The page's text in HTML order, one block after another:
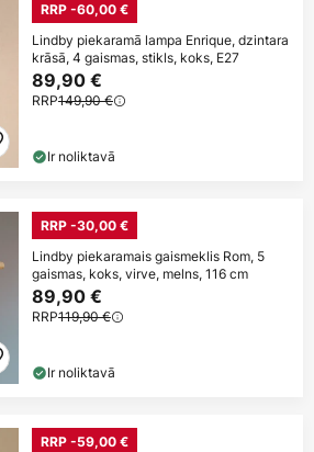
RRP -60,00 €
Lindby piekaramā lampa Enrique, dzintara
krāsā, 4 gaismas, stikls, koks, E27
89,90 €
RRP149,90 €
Ir noliktavā
RRP -30,00 €
Lindby piekaramais gaismeklis Rom, 5
gaismas, koks, virve, melns, 116 cm
89,90 €
RRP119,90 €
Ir noliktavā
RRP -59,00 €